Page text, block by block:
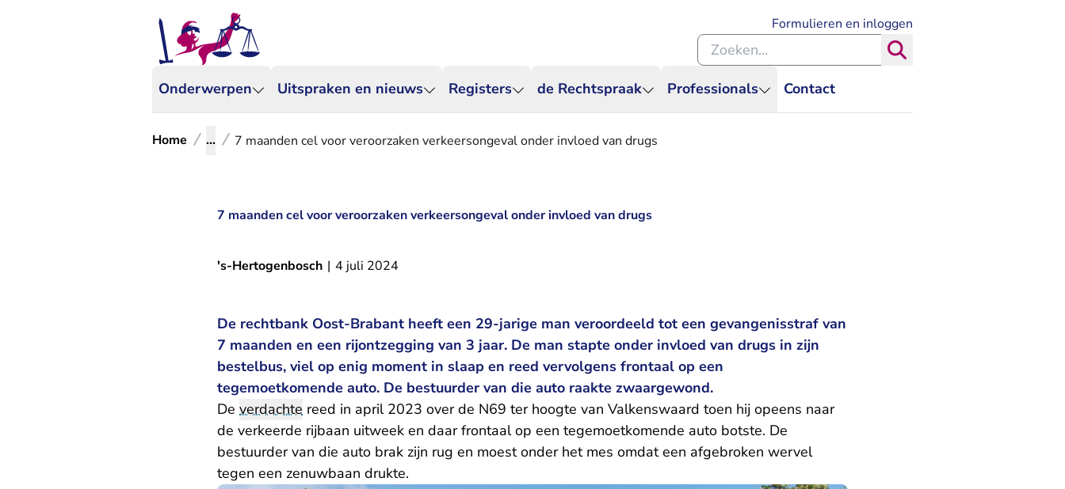
Onderwerpen Uitspraken en nieuws Registers de Rechtspraak Professionals Contact
Formulieren en inloggen
Zoeken binnen de Rechtspraak
Home ... 7 maanden cel voor veroorzaken verkeersongeval onder invloed van drugs
7 maanden cel voor veroorzaken verkeersongeval onder invloed van drugs
's-Hertogenbosch | 4 juli 2024
De rechtbank Oost-Brabant heeft een 29-jarige man veroordeeld tot een gevangenisstraf van
7 maanden en een rijontzegging van 3 jaar. De man stapte onder invloed van drugs in zijn
bestelbus, viel op enig moment in slaap en reed vervolgens frontaal op een
tegemoetkomende auto. De bestuurder van die auto raakte zwaargewond.
De verdachte reed in april 2023 over de N69 ter hoogte van Valkenswaard toen hij opeens naar
de verkeerde rijbaan uitweek en daar frontaal op een tegemoetkomende auto botste. De
bestuurder van die auto brak zijn rug en moest onder het mes omdat een afgebroken wervel
tegen een zenuwbaan drukte.